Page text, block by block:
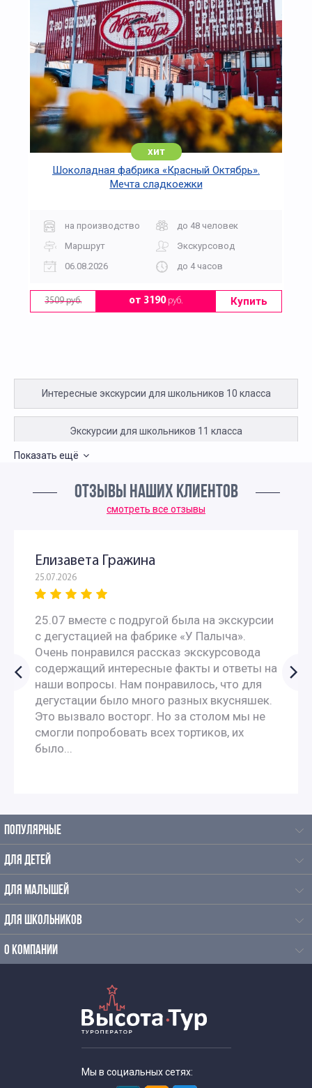
хит
Шоколадная фабрика «Красный Октябрь».
Мечта сладкоежки
на производство
до 48 человек
Маршрут
Экскурсовод
06.08.2026
до 4 часов
3509 руб. от 3190руб. Купить
Интересные экскурсии для школьников 10 класса
Экскурсии для школьников 11 класса
Интересные экскурсии для детей в Москве 2 класс
Экскурсии для школьников 4 класса
Интересные экскурсии для 5 класса в Москве
Интересные экскурсии для школьников 6 класса в
Москве
Экскурсии для школьников 7 класса в Москве
Автобусные экскурсии для школьников средней школы
Экскурсии для школьников начальных классов
Экскурсии на производство для школьников в Москве
Познавательные экскурсии для школьников
Экскурсии для школьников средних классов
Показать ещё
ОТЗЫВЫ НАШИХ КЛИЕНТОВ
смотреть все отзывы
Елизавета Гражина
25.07.2026
25.07 вместе с подругой была на экскурсии
с дегустацией на фабрике «У Палыча».
Очень понравился рассказ экскурсовода
содержащий интересные факты и ответы на
наши вопросы. Нам понравилось, что для
дегустации было много разных вкусняшек.
Это вызвало восторг. Но за столом мы не
смогли попробовать всех тортиков, их
было...
ПОПУЛЯРНЫЕ
ДЛЯ ДЕТЕЙ
ДЛЯ МАЛЫШЕЙ
ДЛЯ ШКОЛЬНИКОВ
О КОМПАНИИ
Мы в социальных сетях: